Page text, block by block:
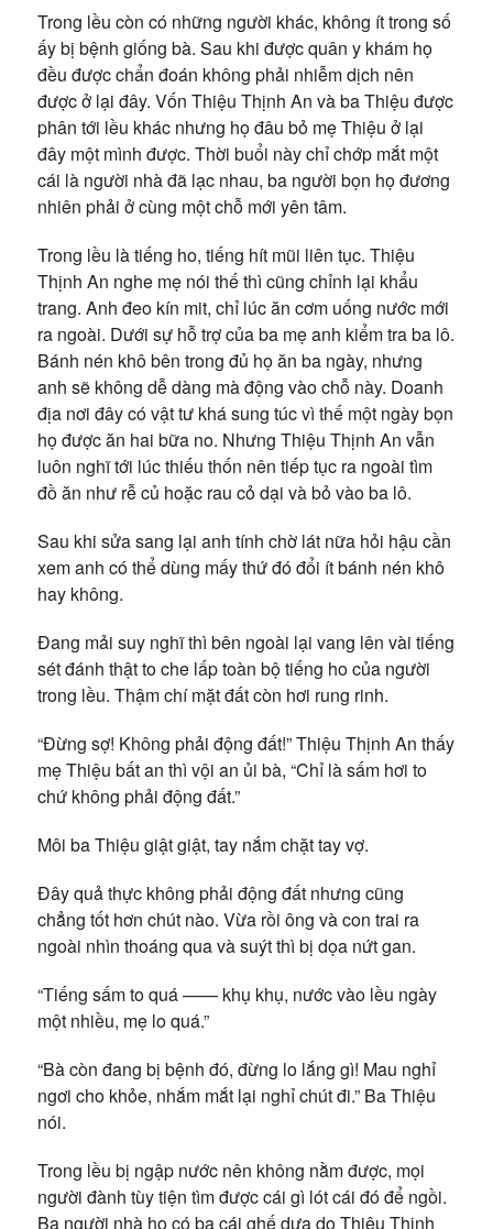
Trong lều còn có những người khác, không ít trong số
ấy bị bệnh giống bà. Sau khi được quân y khám họ
đều được chẩn đoán không phải nhiễm dịch nên
được ở lại đây. Vốn Thiệu Thịnh An và ba Thiệu được
phân tới lều khác nhưng họ đâu bỏ mẹ Thiệu ở lại
đây một mình được. Thời buổi này chỉ chớp mắt một
cái là người nhà đã lạc nhau, ba người bọn họ đương
nhiên phải ở cùng một chỗ mới yên tâm.
Trong lều là tiếng ho, tiếng hít mũi liên tục. Thiệu
Thịnh An nghe mẹ nói thế thì cũng chỉnh lại khẩu
trang. Anh đeo kín mit, chỉ lúc ăn cơm uống nước mới
ra ngoài. Dưới sự hỗ trợ của ba mẹ anh kiểm tra ba lô.
Bánh nén khô bên trong đủ họ ăn ba ngày, nhưng
anh sẽ không dễ dàng mà động vào chỗ này. Doanh
địa nơi đây có vật tư khá sung túc vì thế một ngày bọn
họ được ăn hai bữa no. Nhưng Thiệu Thịnh An vẫn
luôn nghĩ tới lúc thiếu thốn nên tiếp tục ra ngoài tìm
đồ ăn như rễ củ hoặc rau cỏ dại và bỏ vào ba lô.
Sau khi sửa sang lại anh tính chờ lát nữa hỏi hậu cần
xem anh có thể dùng mấy thứ đó đổi ít bánh nén khô
hay không.
Đang mải suy nghĩ thì bên ngoài lại vang lên vài tiếng
sét đánh thật to che lấp toàn bộ tiếng ho của người
trong lều. Thậm chí mặt đất còn hơi rung rinh.
“Đừng sợ! Không phải động đất!” Thiệu Thịnh An thấy
mẹ Thiệu bất an thì vội an ủi bà, “Chỉ là sấm hơi to
chứ không phải động đất.”
Môi ba Thiệu giật giật, tay nắm chặt tay vợ.
Đây quả thực không phải động đất nhưng cũng
chẳng tốt hơn chút nào. Vừa rồi ông và con trai ra
ngoài nhìn thoáng qua và suýt thì bị dọa nứt gan.
“Tiếng sấm to quá —— khụ khụ, nước vào lều ngày
một nhiều, mẹ lo quá.”
“Bà còn đang bị bệnh đó, đừng lo lắng gì! Mau nghỉ
ngơi cho khỏe, nhắm mắt lại nghỉ chút đi.” Ba Thiệu
nói.
Trong lều bị ngập nước nên không nằm được, mọi
người đành tùy tiện tìm được cái gì lót cái đó để ngồi.
Ba người nhà họ có ba cái ghế dựa do Thiệu Thịnh